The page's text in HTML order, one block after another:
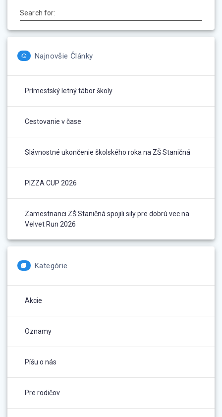
Search for:
Najnovšie Články
Prímestský letný tábor školy
Cestovanie v čase
Slávnostné ukončenie školského roka na ZŠ Staničná
PIZZA CUP 2026
Zamestnanci ZŠ Staničná spojili sily pre dobrú vec na
Velvet Run 2026
Kategórie
Akcie
Oznamy
Píšu o nás
Pre rodičov